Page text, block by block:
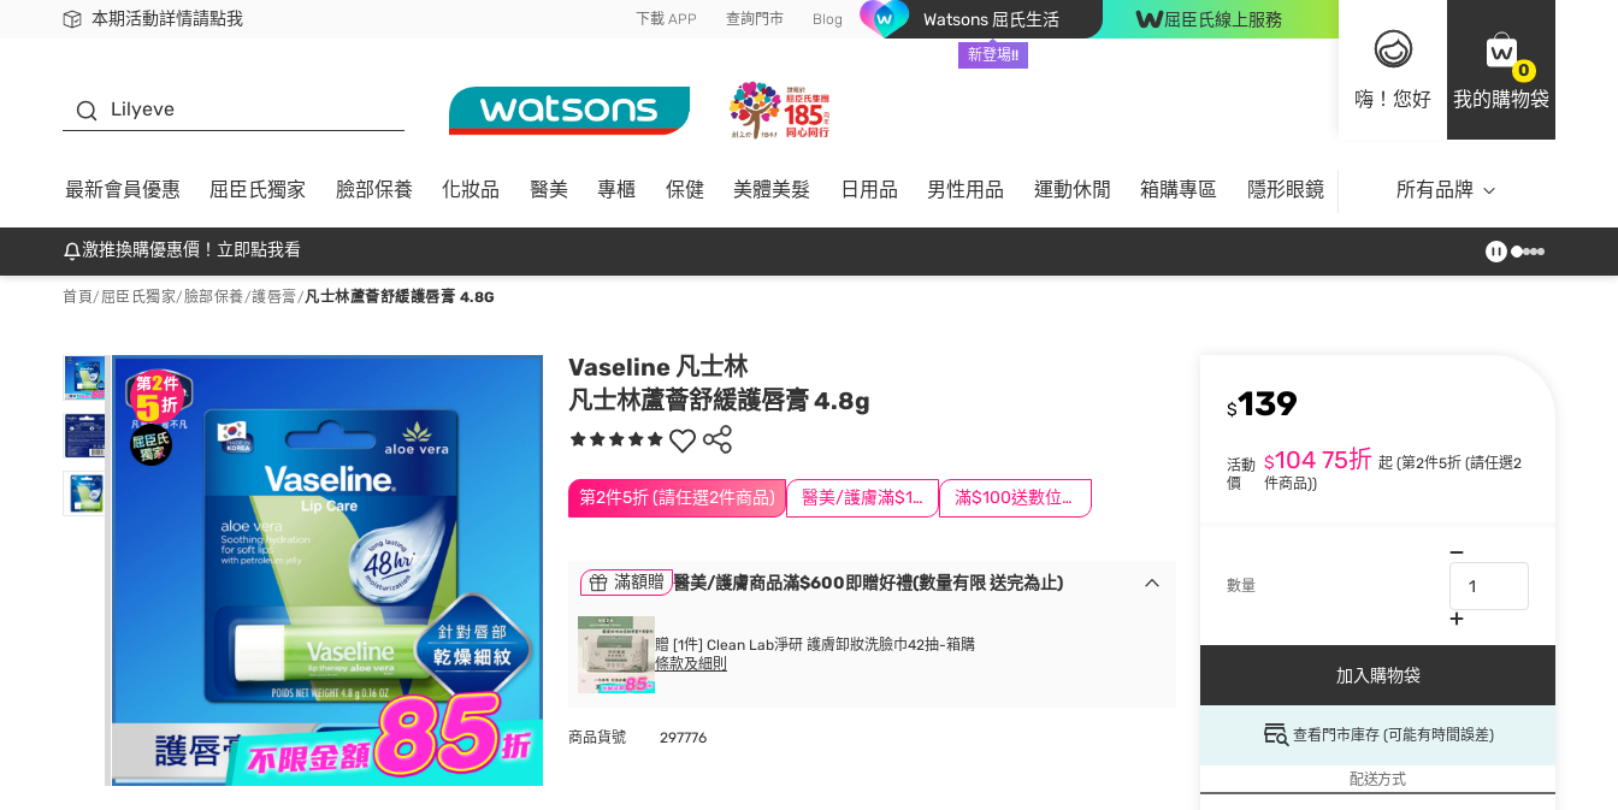
本期活動詳情請點我
下載app最高回饋$350 下載 APP 查詢門市 Blog Watsons 屈氏生活
新登場!!
屈臣氏線上服務
嗨！您好
0
我的購物袋
Lilyeve
最新會員優惠 屈臣氏獨家 臉部保養 化妝品 醫美 專櫃 保健 美體美髮 日用品 男性用品 運動休閒 箱購專區 隱形眼鏡 所有品牌
激推換購優惠價！立即點我看
首頁/ 屈臣氏獨家/臉部保養/護唇膏/凡士林蘆薈舒緩護唇膏 4.8G
Vaseline 凡士林
凡士林蘆薈舒緩護唇膏 4.8g
第2件5折 (請任選2件商品) 醫美/護膚滿$1200送$200 滿$100送數位印花
$139
活動
價
$10475折 起 (第2件5折 (請任選2
件商品))
數量
加入購物袋
查看門市庫存 (可能有時間誤差)
配送方式
滿額贈 醫美/護膚商品滿$600即贈好禮(數量有限 送完為止)
贈 [1件] Clean Lab淨研 護膚卸妝洗臉巾42抽-箱購
條款及細則
商品貨號 297776